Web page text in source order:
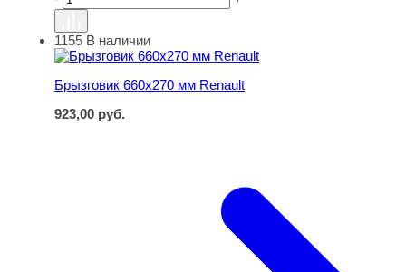
Брызговик 660х270 мм Renault
1155 В наличии
Брызговик 660х270 мм Renault
923,00 руб.